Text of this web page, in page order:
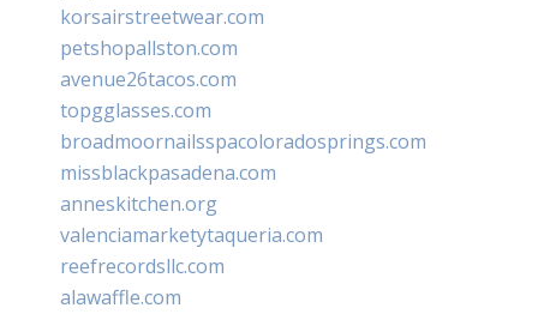
korsairstreetwear.com
petshopallston.com
avenue26tacos.com
topgglasses.com
broadmoornailsspacoloradosprings.com
missblackpasadena.com
anneskitchen.org
valenciamarketytaqueria.com
reefrecordsllc.com
alawaffle.com